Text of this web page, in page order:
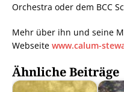
Orchestra oder dem BCC
Mehr über ihn und seine
Webseite www.calum-
Ähnliche Beiträge